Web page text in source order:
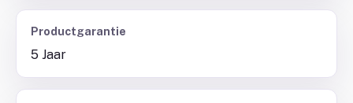
Productgarantie
5 Jaar